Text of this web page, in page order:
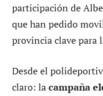
participación de
que han pedido
provincia clave para
Desde el
claro: lacampaña